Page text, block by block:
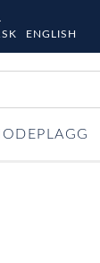
ENGLISH